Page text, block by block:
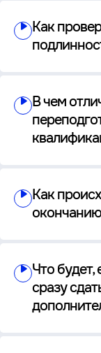
Как
В чем
Как
Что будет,
сразу